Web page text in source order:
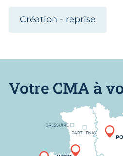
Création - reprise
Votre CMA à